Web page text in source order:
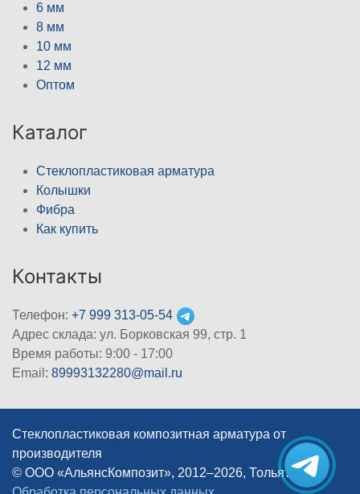
6 мм
8 мм
10 мм
12 мм
Оптом
Каталог
Стеклопластиковая арматура
Колышки
Фибра
Как купить
Контакты
Телефон: +7 999 313-05-54
Адрес склада: ул. Борковская 99, стр. 1
Время работы: 9:00 - 17:00
Email: 89993132280@mail.ru
Стеклопластиковая композитная арматура от
производителя
© ООО «АльянсКомпозит», 2012–2026, Тольятти
|